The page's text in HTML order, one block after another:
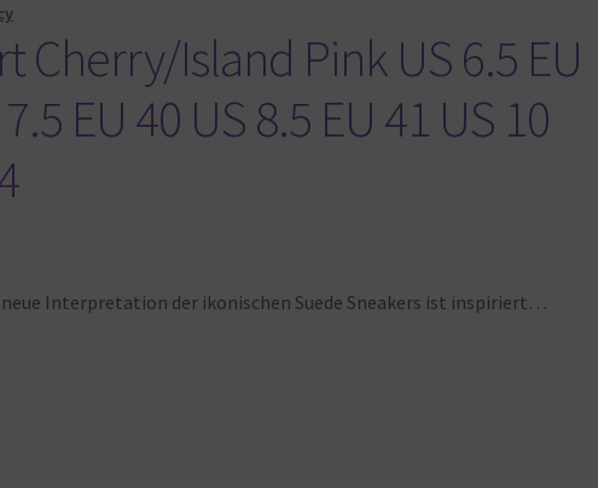
Cherry/Island Pink US 6.5 EU
EU 40 US 8.5 EU 41 US 10
neue Interpretation der ikonischen Suede Sneakers ist inspiriert…